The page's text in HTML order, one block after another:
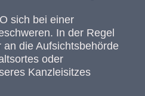
sich bei einer
In der Regel
die Aufsichtsbehörde
oder
Kanzleisitzes